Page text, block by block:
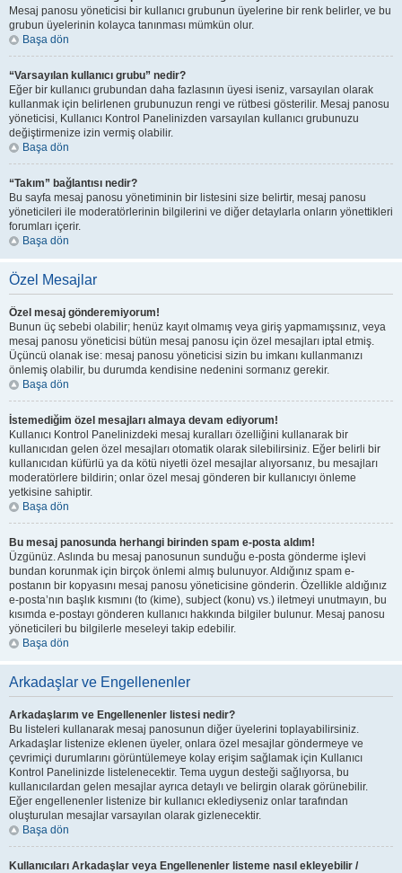
Mesaj panosu yöneticisi bir kullanıcı grubunun üyelerine bir renk belirler, ve bu
grubun üyelerinin kolayca tanınması mümkün olur.
Başa dön
“Varsayılan kullanıcı grubu” nedir?
Eğer bir kullanıcı grubundan daha fazlasının üyesi iseniz, varsayılan olarak
kullanmak için belirlenen grubunuzun rengi ve rütbesi gösterilir. Mesaj panosu
yöneticisi, Kullanıcı Kontrol Panelinizden varsayılan kullanıcı grubunuzu
değiştirmenize izin vermiş olabilir.
Başa dön
“Takım” bağlantısı nedir?
Bu sayfa mesaj panosu yönetiminin bir listesini size belirtir, mesaj panosu
yöneticileri ile moderatörlerinin bilgilerini ve diğer detaylarla onların yönettikleri
forumları içerir.
Başa dön
Özel Mesajlar
Özel mesaj gönderemiyorum!
Bunun üç sebebi olabilir; henüz kayıt olmamış veya giriş yapmamışsınız, veya
mesaj panosu yöneticisi bütün mesaj panosu için özel mesajları iptal etmiş.
Üçüncü olanak ise: mesaj panosu yöneticisi sizin bu imkanı kullanmanızı
önlemiş olabilir, bu durumda kendisine nedenini sormanız gerekir.
Başa dön
İstemediğim özel mesajları almaya devam ediyorum!
Kullanıcı Kontrol Panelinizdeki mesaj kuralları özelliğini kullanarak bir
kullanıcıdan gelen özel mesajları otomatik olarak silebilirsiniz. Eğer belirli bir
kullanıcıdan küfürlü ya da kötü niyetli özel mesajlar alıyorsanız, bu mesajları
moderatörlere bildirin; onlar özel mesaj gönderen bir kullanıcıyı önleme
yetkisine sahiptir.
Başa dön
Bu mesaj panosunda herhangi birinden spam e-posta aldım!
Üzgünüz. Aslında bu mesaj panosunun sunduğu e-posta gönderme işlevi
bundan korunmak için birçok önlemi almış bulunuyor. Aldığınız spam e-
postanın bir kopyasını mesaj panosu yöneticisine gönderin. Özellikle aldığınız
e-posta’nın başlık kısmını (to (kime), subject (konu) vs.) iletmeyi unutmayın, bu
kısımda e-postayı gönderen kullanıcı hakkında bilgiler bulunur. Mesaj panosu
yöneticileri bu bilgilerle meseleyi takip edebilir.
Başa dön
Arkadaşlar ve Engellenenler
Arkadaşlarım ve Engellenenler listesi nedir?
Bu listeleri kullanarak mesaj panosunun diğer üyelerini toplayabilirsiniz.
Arkadaşlar listenize eklenen üyeler, onlara özel mesajlar göndermeye ve
çevrimiçi durumlarını görüntülemeye kolay erişim sağlamak için Kullanıcı
Kontrol Panelinizde listelenecektir. Tema uygun desteği sağlıyorsa, bu
kullanıcılardan gelen mesajlar ayrıca detaylı ve belirgin olarak görünebilir.
Eğer engellenenler listenize bir kullanıcı eklediyseniz onlar tarafından
oluşturulan mesajlar varsayılan olarak gizlenecektir.
Başa dön
Kullanıcıları Arkadaşlar veya Engellenenler listeme nasıl ekleyebilir /